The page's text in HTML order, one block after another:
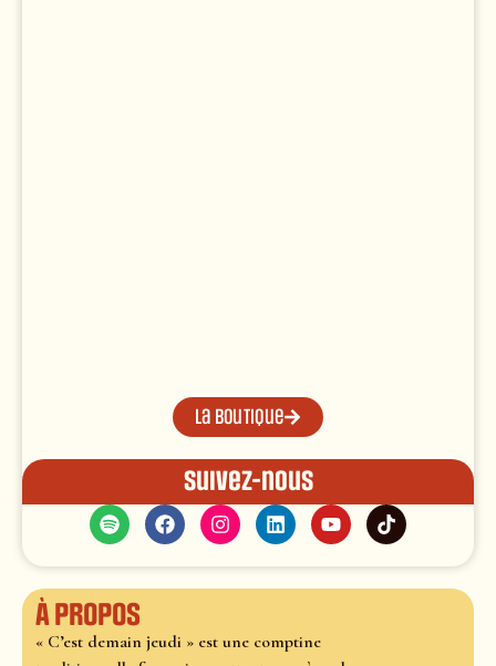
La boutique
Suivez-nous
À propos
« C’est demain jeudi » est une comptine